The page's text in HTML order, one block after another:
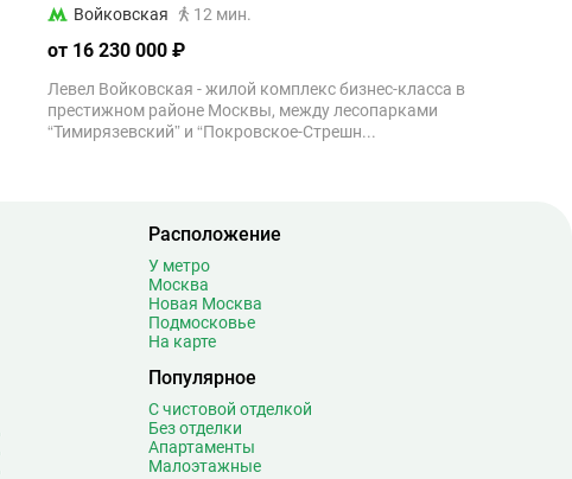
Войковская
12 мин.
от 16 230 000 ₽
Левел Войковская - жилой комплекс бизнес-класса в
престижном районе Москвы, между лесопарками
“Тимирязевский” и “Покровское-Стрешн...
Расположение
У метро
Москва
Новая Москва
Подмосковье
На карте
Популярное
С чистовой отделкой
Без отделки
Апартаменты
Малоэтажные